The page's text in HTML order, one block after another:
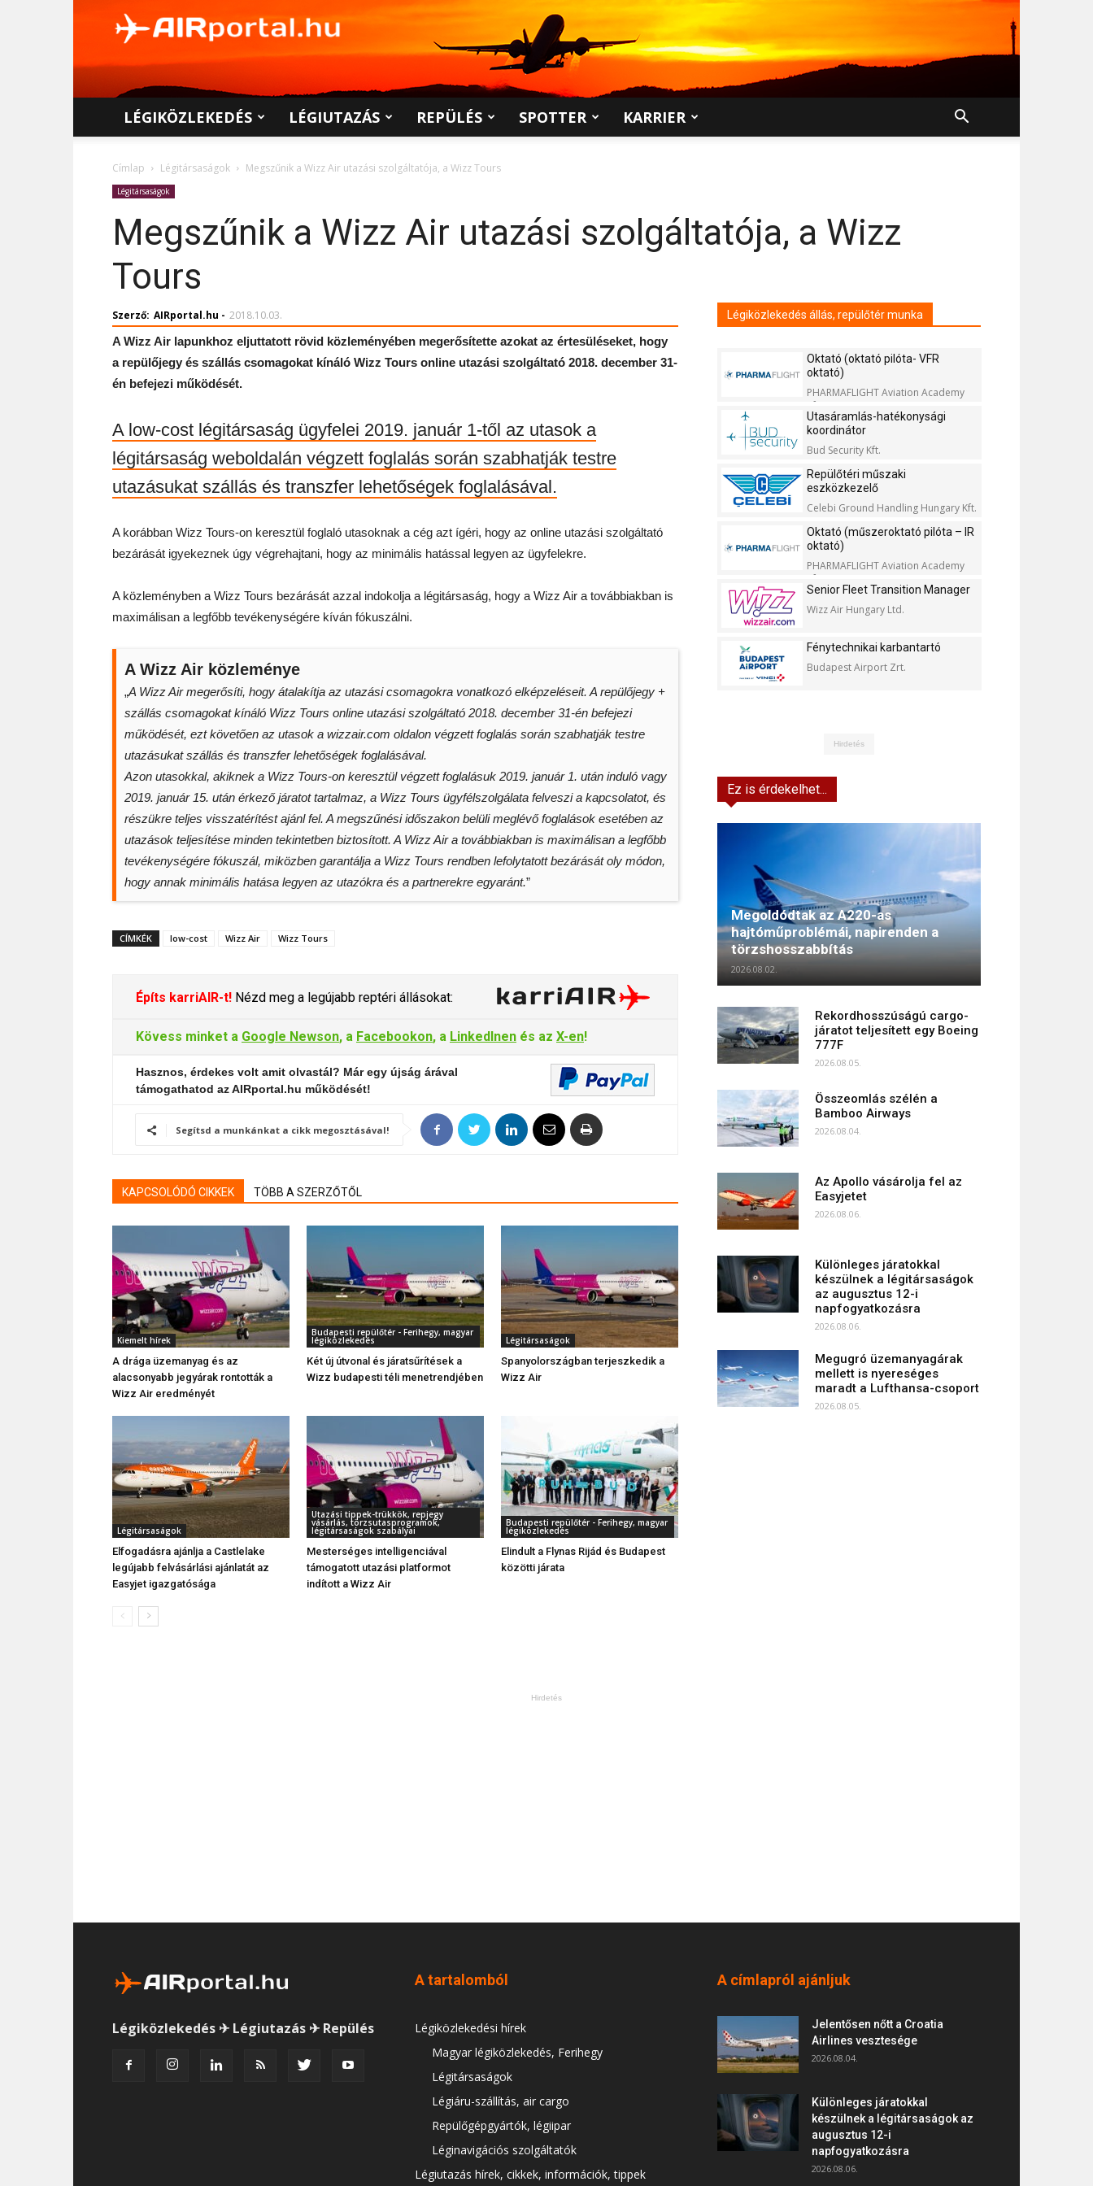
LÉGIKÖZLEKEDÉS LÉGIUTAZÁS REPÜLÉS SPOTTER KARRIER
Címlap Légitársaságok Megszűnik a Wizz Air utazási szolgáltatója, a Wizz Tours
Légitársaságok
Megszűnik a Wizz Air utazási szolgáltatója, a Wizz
Tours
Szerző: AIRportal.hu - 2018.10.03.
A Wizz Air lapunkhoz eljuttatott rövid közleményében megerősítette azokat az értesüléseket, hogy
a repülőjegy és szállás csomagokat kínáló Wizz Tours online utazási szolgáltató 2018. december 31-
én befejezi működését.
A low-cost légitársaság ügyfelei 2019. január 1-től az utasok a
légitársaság weboldalán végzett foglalás során szabhatják testre
utazásukat szállás és transzfer lehetőségek foglalásával.
A korábban Wizz Tours-on keresztül foglaló utasoknak a cég azt ígéri, hogy az online utazási szolgáltató
bezárását igyekeznek úgy végrehajtani, hogy az minimális hatással legyen az ügyfelekre.
A közleményben a Wizz Tours bezárását azzal indokolja a légitársaság, hogy a Wizz Air a továbbiakban is
maximálisan a legfőbb tevékenységére kíván fókuszálni.
A Wizz Air közleménye
„A Wizz Air megerősíti, hogy átalakítja az utazási csomagokra vonatkozó elképzeléseit. A repülőjegy +
szállás csomagokat kínáló Wizz Tours online utazási szolgáltató 2018. december 31-én befejezi
működését, ezt követően az utasok a wizzair.com oldalon végzett foglalás során szabhatják testre
utazásukat szállás és transzfer lehetőségek foglalásával.
Azon utasokkal, akiknek a Wizz Tours-on keresztül végzett foglalásuk 2019. január 1. után induló vagy
2019. január 15. után érkező járatot tartalmaz, a Wizz Tours ügyfélszolgálata felveszi a kapcsolatot, és
részükre teljes visszatérítést ajánl fel. A megszűnési időszakon belüli meglévő foglalások esetében az
utazások teljesítése minden tekintetben biztosított. A Wizz Air a továbbiakban is maximálisan a legfőbb
tevékenységére fókuszál, miközben garantálja a Wizz Tours rendben lefolytatott bezárását oly módon,
hogy annak minimális hatása legyen az utazókra és a partnerekre egyaránt.”
CÍMKÉK low-cost Wizz Air Wizz Tours
Építs karriAIR-t! Nézd meg a legújabb reptéri állásokat:
Kövess minket a Google Newson, a Facebookon, a LinkedInen és az X-en!
Hasznos, érdekes volt amit olvastál? Már egy újság árával
támogathatod az AIRportal.hu működését!
Segítsd a munkánkat a cikk megosztásával!
KAPCSOLÓDÓ CIKKEK TÖBB A SZERZŐTŐL
Kiemelt hírek
A drága üzemanyag és az
alacsonyabb jegyárak rontották a
Wizz Air eredményét
Budapesti repülőtér - Ferihegy, magyar
légiközlekedés
Két új útvonal és járatsűrítések a
Wizz budapesti téli menetrendjében
Légitársaságok
Spanyolországban terjeszkedik a
Wizz Air
Légitársaságok
Elfogadásra ajánlja a Castlelake
legújabb felvásárlási ajánlatát az
Easyjet igazgatósága
Utazási tippek-trükkök, repjegy
vásárlás, törzsutasprogramok,
légitársaságok szabályai
Mesterséges intelligenciával
támogatott utazási platformot
indított a Wizz Air
Budapesti repülőtér - Ferihegy, magyar
légiközlekedés
Elindult a Flynas Rijád és Budapest
közötti járata
Légiközlekedés állás, repülőtér munka
Oktató (oktató pilóta- VFR
oktató)
PHARMAFLIGHT Aviation Academy
Kft.
Utasáramlás-hatékonysági
koordinátor
Bud Security Kft.
Repülőtéri műszaki
eszközkezelő
Celebi Ground Handling Hungary Kft.
Oktató (műszeroktató pilóta – IR
oktató)
PHARMAFLIGHT Aviation Academy
Kft.
Senior Fleet Transition Manager
Wizz Air Hungary Ltd.
Fénytechnikai karbantartó
Budapest Airport Zrt.
Hirdetés
Ez is érdekelhet...
Megoldódtak az A220-as
hajtóműproblémái, napirenden a
törzshosszabbítás
2026.08.02.
Rekordhosszúságú cargo-
járatot teljesített egy Boeing
777F
2026.08.05.
Összeomlás szélén a
Bamboo Airways
2026.08.04.
Az Apollo vásárolja fel az
Easyjetet
2026.08.06.
Különleges járatokkal
készülnek a légitársaságok
az augusztus 12-i
napfogyatkozásra
2026.08.06.
Megugró üzemanyagárak
mellett is nyereséges
maradt a Lufthansa-csoport
2026.08.05.
Hirdetés
Légiközlekedés ✈ Légiutazás ✈ Repülés
A tartalomból
Légiközlekedési hírek
Magyar légiközlekedés, Ferihegy
Légitársaságok
Légiáru-szállítás, air cargo
Repülőgépgyártók, légiipar
Léginavigációs szolgáltatók
Légiutazás hírek, cikkek, információk, tippek
A címlapról ajánljuk
Jelentősen nőtt a Croatia
Airlines vesztesége
2026.08.04.
Különleges járatokkal
készülnek a légitársaságok az
augusztus 12-i
napfogyatkozásra
2026.08.06.